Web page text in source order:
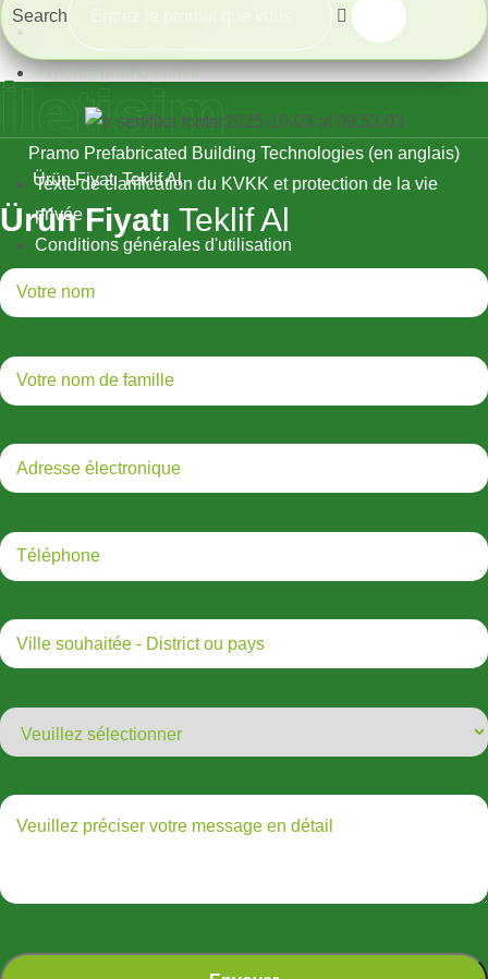
Commerce extérieur
Pendik, Istanbul, Turquie
+90 533 377 80 73
export@pramo.com.tr
Pramo Prefabricated Building Technologies (en anglais)
Texte de clarification du KVKK et protection de la vie
Conditions générales d'utilisation
Search
İletişim
Ürün Fiyatı Teklif Al
Ürün Fiyatı Teklif Al